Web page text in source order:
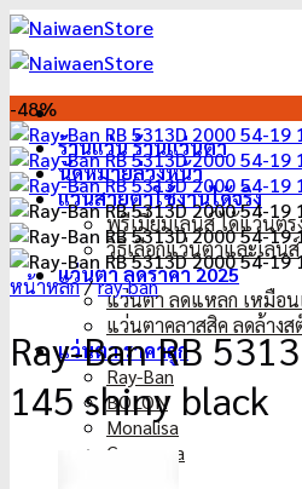
ข้าม
ไป
ยัง
เนื้อหา
ร้านแว่น ร้านแว่นตา
นัดหมายล่วงหน้า
แว่นสายตาใช้งานได้จริง
พรีเมี่ยมเลนส์ ได้แว่นต
วิธีเลือกแว่นตาและเลนส์
แว่นตา ลดราคา 2025
แว่นตา ลดแหลก เหมือ
แว่นตาคลาสสิค ลดล้างส
แว่นตา ราคาถูก
Ray-Ban
BOLON
Monalisa
Casanova
-48%
หน้าหลัก/ray-ban
Ray-Ban RB
145 shiny black